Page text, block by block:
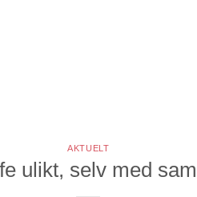
AKTUELT
ulikt, selv med